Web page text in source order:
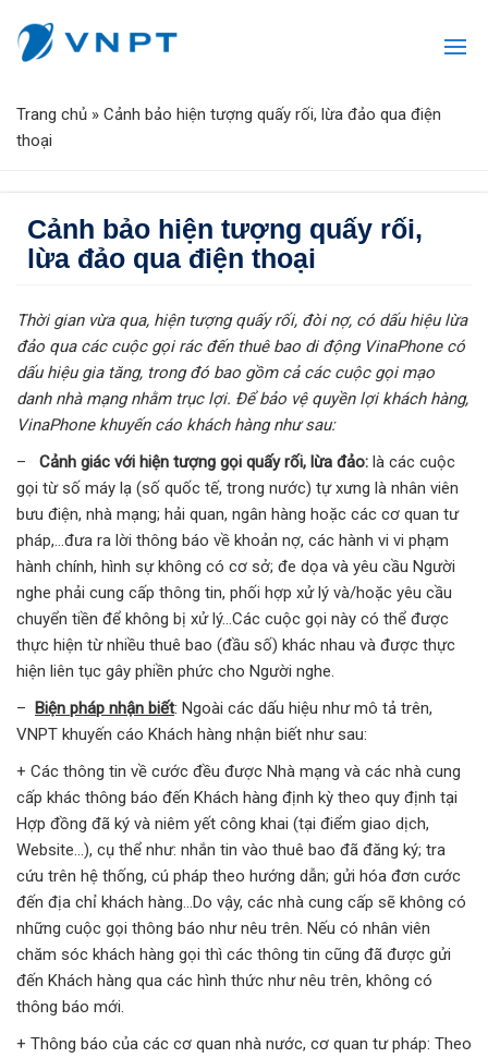
Trang chủ » Cảnh bảo hiện tượng quấy rối, lừa đảo qua điện
thoại
Cảnh bảo hiện tượng quấy rối,
lừa đảo qua điện thoại
Thời gian vừa qua, hiệntượng quấy rối, đòi nợ, có dấu hiệu lừa
đảo qua các cuộc gọi rác đến thuê bao di động VinaPhone có
dấu hiệu gia tăng, trong đó bao gồm cả các cuộc gọi mạo
danh nhà mạng nhằm trục lợi. Đểbảo vệ quyền lợi khách hàng,
VinaPhone khuyến cáo khách hàng nhưsau:
– Cảnh giác với hiện tượng gọi quấy rối, lừa đảo: là các cuộc
gọi từ số máy lạ (số quốc tế, trong nước) tự xưng là nhân viên
bưu điện, nhà mạng; hải quan, ngân hàng hoặc các cơ quan tư
pháp,…đưa ra lời thông báo về khoản nợ, các hành vi vi phạm
hành chính, hình sự không có cơ sở; đe dọa và yêu cầu Người
nghe phải cung cấp thông tin, phối hợp xử lý và/hoặc yêu cầu
chuyển tiền để không bị xử lý…Các cuộc gọi này có thể được
thực hiện từ nhiều thuê bao (đầu số) khác nhau và được thực
hiện liên tục gây phiền phức cho Người nghe.
– Biện pháp nhận biết: Ngoài các dấu hiệu như mô tả trên,
VNPT khuyến cáo Khách hàng nhận biết như sau:
+ Các thông tin về cước đều được Nhà mạng và các nhà cung
cấp khác thông báo đến Khách hàng định kỳ theo quy định tại
Hợp đồng đã ký và niêm yết công khai (tại điểm giao dịch,
Website…), cụ thể như: nhắn tin vào thuê bao đã đăng ký; tra
cứu trên hệ thống, cú pháp theo hướng dẫn; gửi hóa đơn cước
đến địa chỉ khách hàng…Do vậy, các nhà cung cấp sẽ không có
những cuộc gọi thông báo như nêu trên. Nếu có nhân viên
chăm sóc khách hàng gọi thì các thông tin cũng đã được gửi
đến Khách hàng qua các hình thức như nêu trên, không có
thông báo mới.
+ Thông báo của các cơ quan nhà nước, cơ quan tư pháp: Theo